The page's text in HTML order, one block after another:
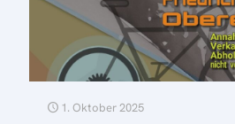
1. Oktober 2025